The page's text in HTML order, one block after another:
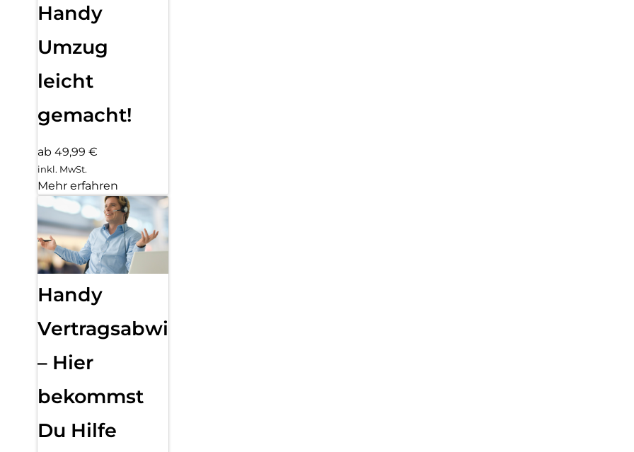
Handy
Umzug
leicht
gemacht!
ab 49,99 €
inkl. MwSt.
Mehr erfahren
Handy
Vertragsabwicklung
– Hier
bekommst
Du Hilfe